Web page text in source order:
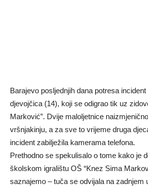
Barajevo posljednjih dana potresa
djevojčica (14), koji se odigrao tik uz
Marković”. Dvije maloljetnice
vršnjakinju, a za sve to vrijeme druga
incident zabilježila kamerama telefona.
Prethodno se spekulisalo o tome kako je
školskom igralištu OŠ “Knez Sima
saznajemo – tuča se odvijala na zadnjem